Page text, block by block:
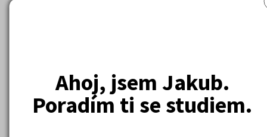
Ahoj, jsem Jakub.
Poradím ti se studiem.
zkoušky, takže
jsem se cítila
připravena na
30%. Po